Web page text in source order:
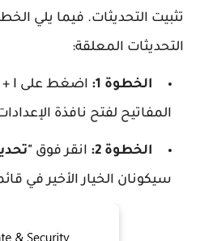
تثبيت التحديثات. فيما يلي
التحديثات المعلقة:
الخطوة 1:
المفاتيح لفتح نافذة
الخطوة 2: انقر فوق
سيكونان الخيار الأخير في